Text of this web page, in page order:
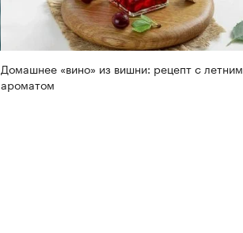
Домашнее «вино» из вишни: рецепт с летним
ароматом